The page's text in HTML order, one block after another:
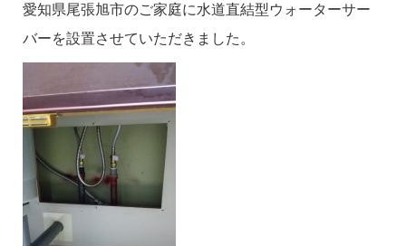
愛知県尾張旭市のご家庭に水道直結型ウォーターサー
バーを設置させていただきました。